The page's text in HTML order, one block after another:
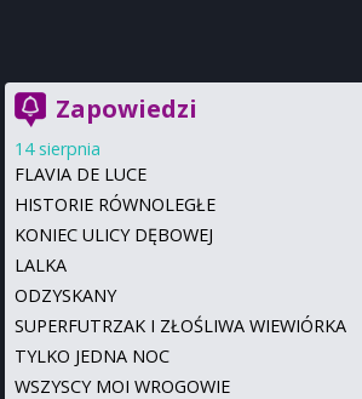
Zapowiedzi
14 sierpnia
FLAVIA DE LUCE
HISTORIE RÓWNOLEGŁE
KONIEC ULICY DĘBOWEJ
LALKA
ODZYSKANY
SUPERFUTRZAK I ZŁOŚLIWA WIEWIÓRKA
TYLKO JEDNA NOC
WSZYSCY MOI WROGOWIE